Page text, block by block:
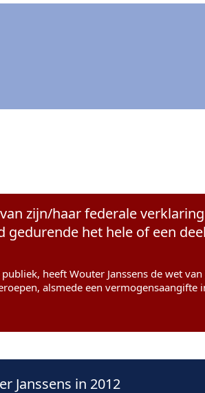
zijn/haar federale verklaring
het hele of een
heeft Wouter Janssens de wet
alsmede een vermogensaangifte
Janssens in 2012